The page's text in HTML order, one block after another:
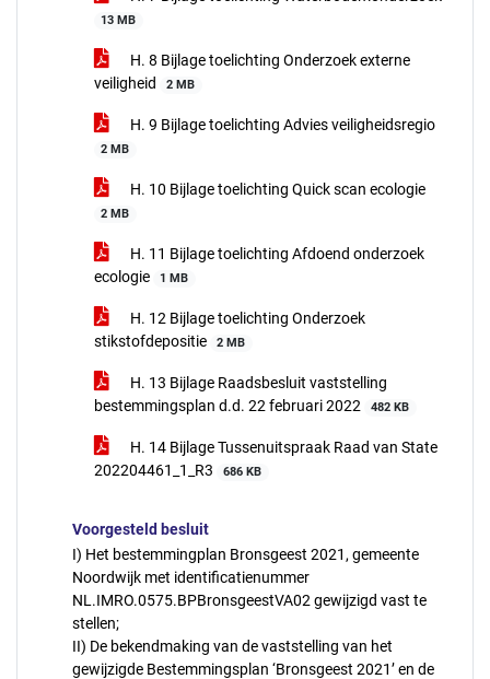
13 MB
H. 8 Bijlage toelichting Onderzoek externe
veiligheid
2 MB
H. 9 Bijlage toelichting Advies veiligheidsregio
2 MB
H. 10 Bijlage toelichting Quick scan ecologie
2 MB
H. 11 Bijlage toelichting Afdoend onderzoek
ecologie
1 MB
H. 12 Bijlage toelichting Onderzoek
stikstofdepositie
2 MB
H. 13 Bijlage Raadsbesluit vaststelling
bestemmingsplan d.d. 22 februari 2022
482 KB
H. 14 Bijlage Tussenuitspraak Raad van State
202204461_1_R3
686 KB
Voorgesteld besluit
I) Het bestemmingplan Bronsgeest 2021, gemeente
Noordwijk met identificatienummer
NL.IMRO.0575.BPBronsgeestVA02 gewijzigd vast te
stellen;
II) De bekendmaking van de vaststelling van het
gewijzigde Bestemmingsplan ‘Bronsgeest 2021’ en de